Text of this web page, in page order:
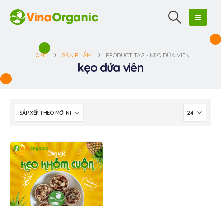
HOME SẢN PHẨM PRODUCT TAG - KẸO DỨA VIÊN
kẹo dứa viên